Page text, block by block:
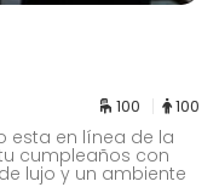
100 100
esta en línea de la
cumpleaños con
lujo y un ambiente